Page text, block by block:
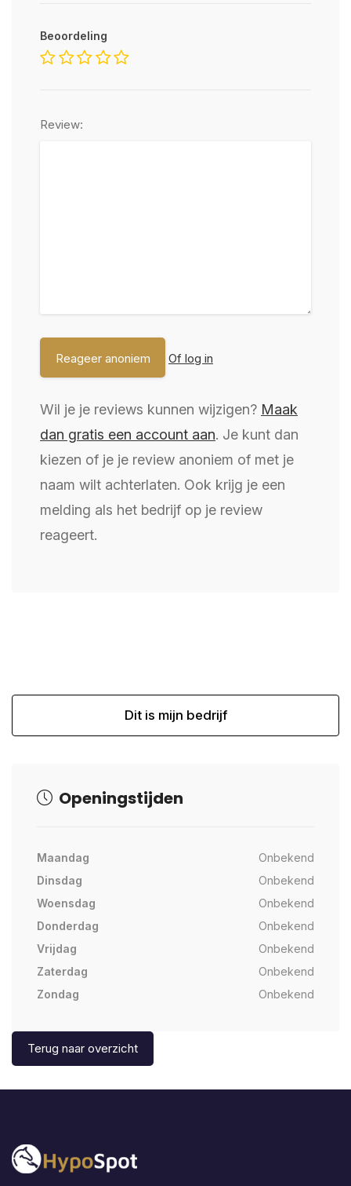
Beoordeling
Review:
Of log in
Wil je je reviews kunnen wijzigen? Maak
dan gratis een account aan. Je kunt dan
kiezen of je je review anoniem of met je
naam wilt achterlaten. Ook krijg je een
melding als het bedrijf op je review
reageert.
Dit is mijn bedrijf
Openingstijden
Maandag
Onbekend
Dinsdag
Onbekend
Woensdag
Onbekend
Donderdag
Onbekend
Vrijdag
Onbekend
Zaterdag
Onbekend
Zondag
Onbekend
Terug naar overzicht